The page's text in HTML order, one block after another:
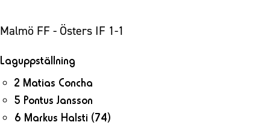
Malmö FF - Östers IF 1-1
Laguppställning
2 Matias Concha
5 Pontus Jansson
6 Markus Halsti (74)